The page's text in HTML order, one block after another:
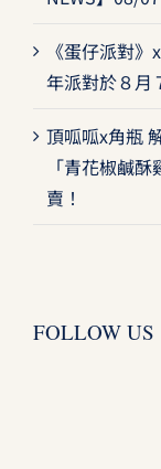
《蛋仔派對
年派對於８月
頂呱呱x角瓶
「青花椒鹹
賣！
FOLLOW US